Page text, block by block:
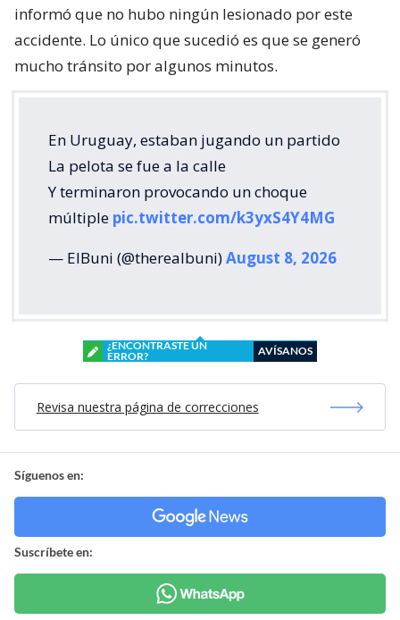
informó que no hubo ningún lesionado por este
accidente. Lo único que sucedió es que se generó
mucho tránsito por algunos minutos.
En Uruguay, estaban jugando un partido
La pelota se fue a la calle
Y terminaron provocando un choque
múltiple pic.twitter.com/k3yxS4Y4MG
— ElBuni (@therealbuni)August 8, 2026
¿ENCONTRASTE UN
ERROR?
AVÍSANOS
Revisa nuestra página de correcciones
Síguenos en:
Suscríbete en: